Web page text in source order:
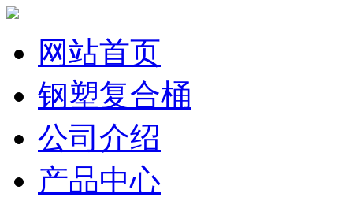
网站首页
钢塑复合桶
公司介绍
产品中心